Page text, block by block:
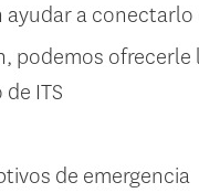
ayudar a
podemos ofrecerle
ITS
de emergencia